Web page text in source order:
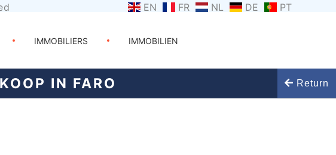
EN FR NL DE PT
IMMOBILIERS IMMOBILIEN
IN FARO Return